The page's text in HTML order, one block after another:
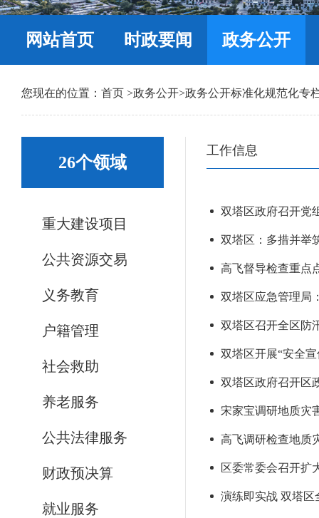
网站首页 时政要闻 政务公开
您现在的位置： 首页 >政务公开>政务公开标准化规范化专
26个领域
重大建设项目
公共资源交易
义务教育
户籍管理
社会救助
养老服务
公共法律服务
财政预决算
就业服务
工作信息
双塔区政府召开党
双塔区：多措并举
高飞督导检查重点
双塔区应急管理局
双塔区召开全区防
双塔区开展“安全
双塔区政府召开区
宋家宝调研地质灾
高飞调研检查地质
区委常委会召开扩
演练即实战 双塔区